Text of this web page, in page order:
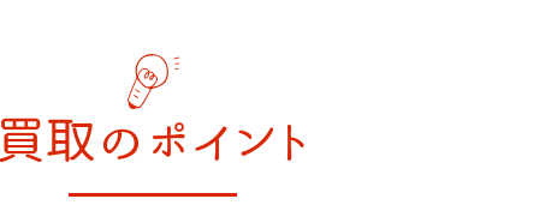
買取のポイント